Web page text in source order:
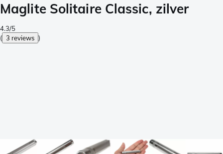
Maglite Solitaire Classic, zilver
4.3/5
( 3 reviews )